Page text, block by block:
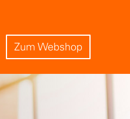
Zum Webshop